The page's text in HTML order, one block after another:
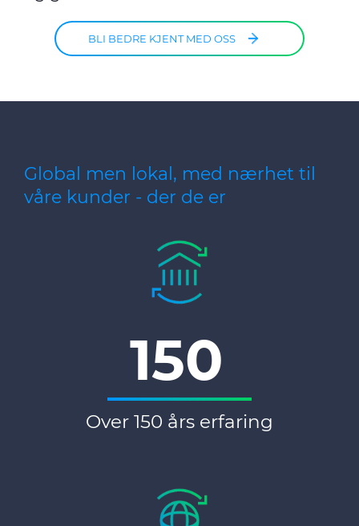
BLI BEDRE KJENT MED OSS
Global men lokal, med nærhet til
våre kunder - der de er
150
Over 150 års erfaring